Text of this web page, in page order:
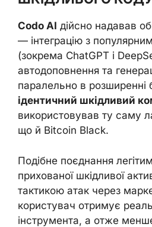
Codo AI дійсно надавав
— інтеграцію з
(зокрема ChatGPT і
автодоповнення та
паралельно в розширенні
ідентичний шкідливий
використовував ту саму
що й Bitcoin Black.
Подібне поєднання
прихованої шкідливої
тактикою атак через
користувач отримує
інструмента, а отже